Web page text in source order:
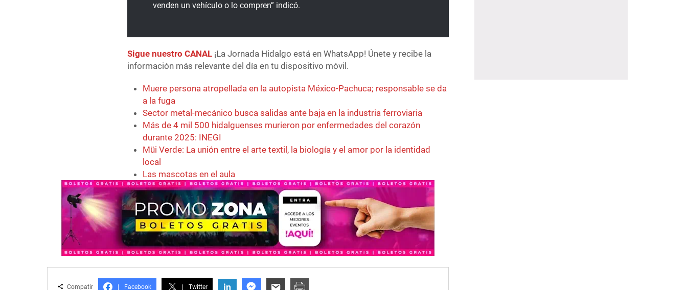
venden un vehículo o lo compren” indicó.
Sigue nuestro CANAL ¡La Jornada Hidalgo está en WhatsApp! Únete y recibe la
información más relevante del día en tu dispositivo móvil.
Muere persona atropellada en la autopista México-Pachuca; responsable se da
a la fuga
Sector metal-mecánico busca salidas ante baja en la industria ferroviaria
Más de 4 mil 500 hidalguenses murieron por enfermedades del corazón
durante 2025: INEGI
Müi Verde: La unión entre el arte textil, la biología y el amor por la identidad
local
Las mascotas en el aula
Compatir Facebook Twitter in